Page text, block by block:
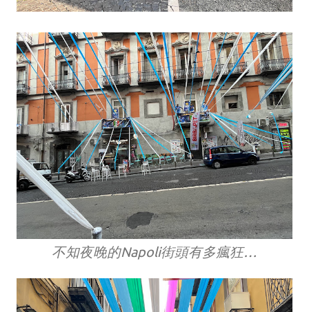
不知夜晚的Napoli街頭有多瘋狂…